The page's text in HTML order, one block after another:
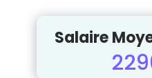
Salaire